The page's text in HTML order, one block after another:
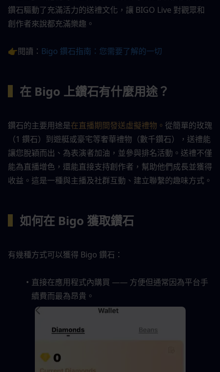
鑽石驅動了充滿活力的送禮文化，讓 BIGO Live 對觀眾和
創作者來說都充滿樂趣。
👉閱讀： Bigo 鑽石指南：您需要了解的一切
在 Bigo 上鑽石有什麼用途？
鑽石的主要用途是在直播期間發送虛擬禮物。 從簡單的玫瑰
（1 鑽石）到遊艇或豪宅等奢華禮物（數千鑽石），送禮能
讓您脫穎而出、為表演者加油，並參與排名活動。送禮不僅
能為直播增色，還能直接支持創作者，幫助他們成長並獲得
收益。這是一種與主播及社群互動、建立聯繫的趣味方式。
如何在 Bigo 獲取鑽石
有幾種方式可以獲得 Bigo 鑽石：
直接在應用程式內購買 —— 方便但通常因為平台手
續費而最為昂貴。